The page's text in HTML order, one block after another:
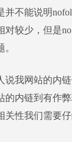
并不能说明
对较少，但是
我网站的内链
的内链到有作
关性我们需要仔